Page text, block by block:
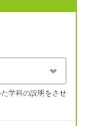
学科の説明をさせ